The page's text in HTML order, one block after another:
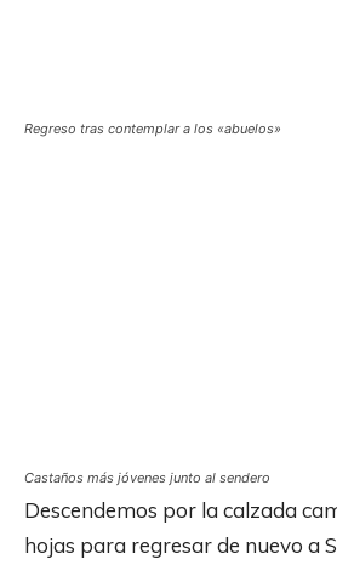
Regreso tras contemplar a los «abuelos»
Castaños más jóvenes junto al sendero
Descendemos por la calzada
hojas para regresar de nuevo a